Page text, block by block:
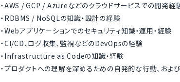
・AWS / GCP / Azureなどのクラウドサービスでの開発経
・RDBMS / NoSQLの知識・設計の経験
・Webアプリケーションでのセキュリティ知識・運用・経験
・CI/CD、ログ収集、監視などのDevOpsの経験
・Infrastructure as Codeの知識・経験
・プロダクトへの理解を深めるための自発的な行動、お